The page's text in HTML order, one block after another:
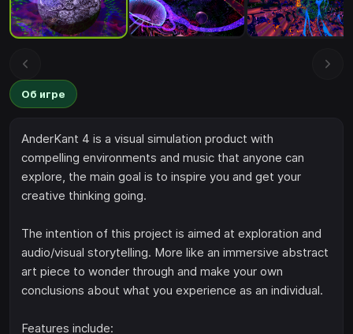
Об игре
AnderKant 4 is a visual simulation product with
compelling environments and music that anyone can
explore, the main goal is to inspire you and get your
creative thinking going.
The intention of this project is aimed at exploration and
audio/visual storytelling. More like an immersive abstract
art piece to wonder through and make your own
conclusions about what you experience as an individual.
Features include: